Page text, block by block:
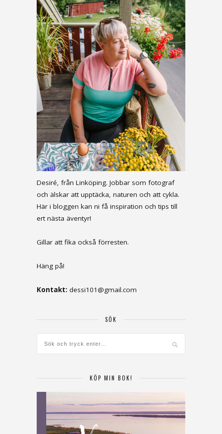
Desiré, från Linköping. Jobbar som fotograf
och älskar att upptäcka, naturen och att cykla.
Här i bloggen kan ni få inspiration och tips till
ert nästa äventyr!
Gillar att fika också förresten.
Häng på!
Kontakt: dessi101@gmail.com
SÖK
KÖP MIN BOK!